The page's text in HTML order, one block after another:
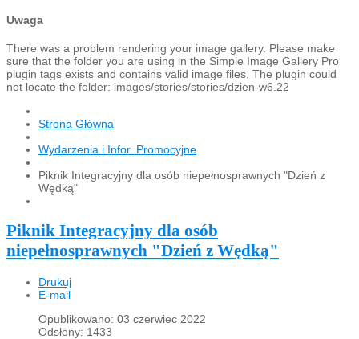
Uwaga
There was a problem rendering your image gallery. Please make
sure that the folder you are using in the Simple Image Gallery Pro
plugin tags exists and contains valid image files. The plugin could
not locate the folder: images/stories/stories/dzien-w6.22
Strona Główna
Wydarzenia i Infor. Promocyjne
Piknik Integracyjny dla osób niepełnosprawnych "Dzień z
Wędką"
Piknik Integracyjny dla osób
niepełnosprawnych "Dzień z Wędką"
Drukuj
E-mail
Opublikowano: 03 czerwiec 2022
Odsłony: 1433